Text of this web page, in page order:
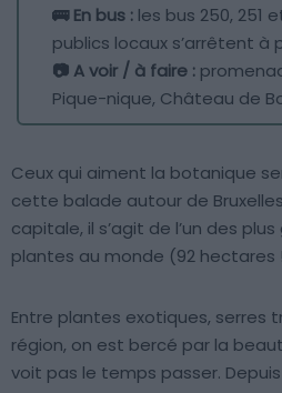
🚌 En bus : les bus 250, 251
publics locaux s’arrêtent à
📷 A voir / à faire :
Pique-nique, Château de
Ceux qui aiment la botanique
cette balade autour de
capitale, il s’agit de l’un des
plantes au monde (92 hectares
Entre plantes exotiques, serres
région, on est bercé par la
voit pas le temps passer. Depuis